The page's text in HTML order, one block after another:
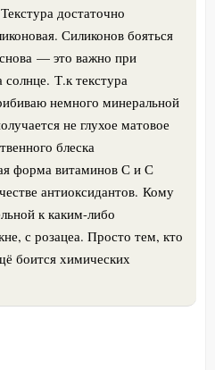
Текстура достаточно
Силиконов бояться
— это важно при
солнце. Т.к текстура
немного минеральной
не глухое матовое
блеска
форма витаминов С и С
антиоксидантов. Кому
к каким-либо
с розацеа. Просто тем, кто
боится химических